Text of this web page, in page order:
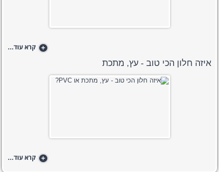
+ קרא עוד...
איזה חלון הכי טוב - עץ, מתכת
+ קרא עוד...